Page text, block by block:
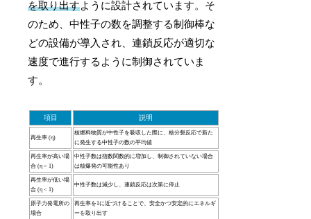
を取り出すように設計されています。そ
のため、中性子の数を調整する制御棒な
どの設備が導入され、連鎖反応が適切な
速度で進行するように制御されていま
す。
項目 説明
再生率 (η)
核燃料物質が中性子を吸収した際に、核分裂反応で新た
に発生する中性子の数の平均値
再生率が高い場
合 (η > 1)
中性子数は指数関数的に増加し、制御されていない場合
は核爆発の可能性あり
再生率が低い場
合 (η < 1)
中性子数は減少し、連鎖反応は次第に停止
原子力発電所の
場合
再生率を1に近づけることで、安全かつ安定的にエネルギ
ーを取り出す